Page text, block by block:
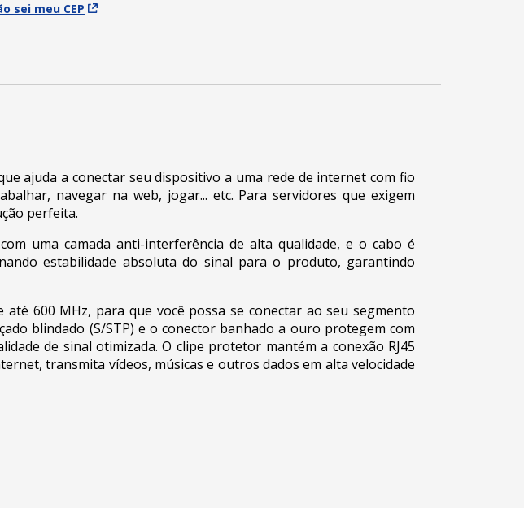
sei meu CEP
ajuda a conectar seu dispositivo a uma rede de internet com fio
navegar na web, jogar... etc. Para servidores que exigem
perfeita.
uma camada anti-interferência de alta qualidade, e o cabo é
estabilidade absoluta do sinal para o produto, garantindo
600 MHz, para que você possa se conectar ao seu segmento
blindado (S/STP) e o conector banhado a ouro protegem com
de sinal otimizada. O clipe protetor mantém a conexão RJ45
transmita vídeos, músicas e outros dados em alta velocidade